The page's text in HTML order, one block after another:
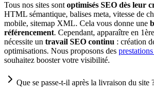
Tous nos sites sont optimisés SEO dès leur
HTML sémantique, balises meta, vitesse de
mobile, sitemap XML. Cela vous donne une
référencement. Cependant, apparaître en
nécessite un travail SEO continu : création
optimisations. Nous proposons des
souhaitez booster votre visibilité.
Que se passe-t-il après la livraison du site